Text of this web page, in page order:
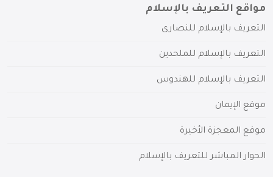
مواقع التعريف بالإسلام
التعريف بالإسلام للنصارى
التعريف بالإسلام للملحدين
التعريف بالإسلام للهندوس
موقع الإيمان
موقع المعجزة الأخيرة
الحوار المباشر للتعريف بالإسلام